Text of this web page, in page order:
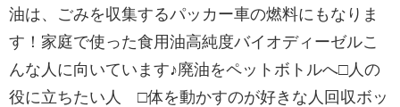
油は、ごみを収集するパッカー車の燃料にもなりま
す！家庭で使った食用油高純度バイオディーゼルこ
んな人に向いています♪廃油をペットボトルへ□人の
役に立ちたい人 □体を動かすのが好きな人回収ボッ